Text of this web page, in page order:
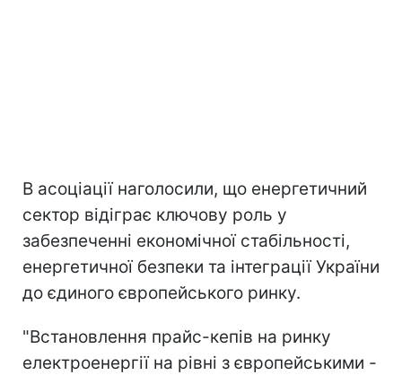
В асоціації наголосили, що енергетичний
сектор відіграє ключову роль у
забезпеченні економічної стабільності,
енергетичної безпеки та інтеграції України
до єдиного європейського ринку.
"Встановлення прайс-кепів на ринку
електроенергії на рівні з європейськими -